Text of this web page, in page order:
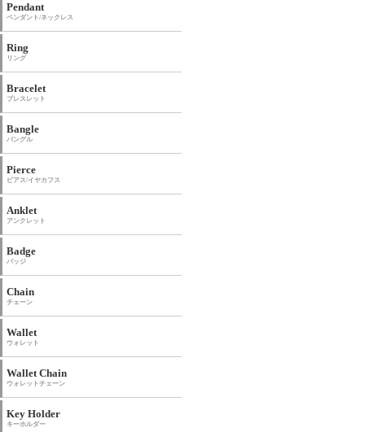
Pendant
ペンダント/ネックレス
Ring
リング
Bracelet
ブレスレット
Bangle
バングル
Pierce
ピアス/イヤカフス
Anklet
アンクレット
Badge
バッジ
Chain
チェーン
Wallet
ウォレット
Wallet Chain
ウォレットチェーン
Key Holder
キーホルダー